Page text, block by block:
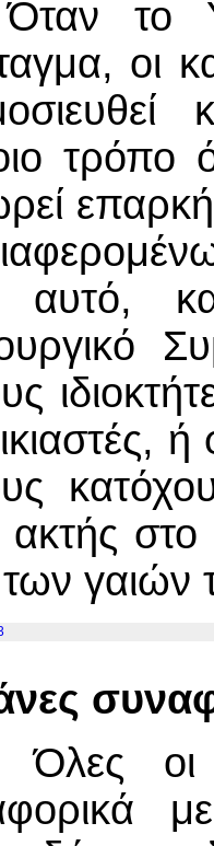
το
οι
τρόπο
αυτό,
ακτής στο
των
Όλες οι